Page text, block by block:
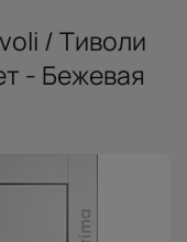
/ Тиволи
- Бежевая